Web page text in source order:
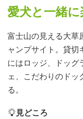
愛犬と一緒
富士山の見える大草
ャンプサイト。貸切
にはロッジ、ドッグ
ェ、こだわりのドッ
る。
見どころ